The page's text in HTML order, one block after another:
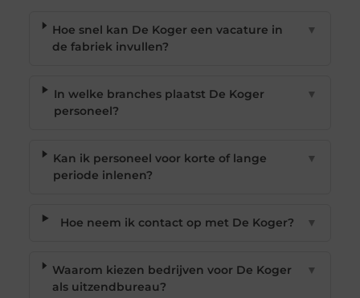
Hoe snel kan De Koger een vacature in
de fabriek invullen?
▼
In welke branches plaatst De Koger
personeel?
▼
Kan ik personeel voor korte of lange
periode inlenen?
▼
Hoe neem ik contact op met De Koger? ▼
Waarom kiezen bedrijven voor De Koger
als uitzendbureau?
▼